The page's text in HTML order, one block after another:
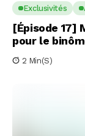
Exclusivités
[Épisode 17]
pour le
2 Min(s)